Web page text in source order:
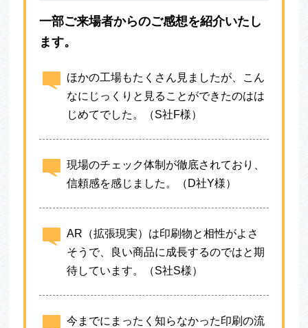
一部ご来場者からのご感想を紹介いたし
ます。
ほかの工場もたくさん見ましたが、こん
なにじっくりと見ることができたのはは
じめてでした。（S社F様）
現場のチェック体制が徹底されており、
信頼感を感じました。（D社Y様）
AR（拡張現実）は印刷物と相性がよさ
そうで、良い商品に成長するのではと期
待しています。（S社S様）
今までにまったく知らなかった印刷の流